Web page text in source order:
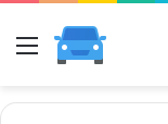
Menü